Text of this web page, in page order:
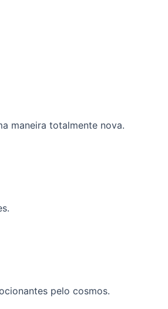
maneira totalmente nova.
pelo cosmos.